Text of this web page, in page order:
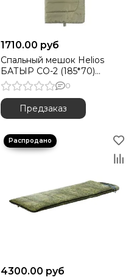
1710.00 руб
Спальный мешок Helios
БАТЫР СО-2 (185*70)
зелёный (холлофайбер)
0
Предзаказ
4300.00 руб